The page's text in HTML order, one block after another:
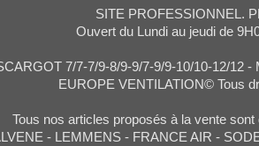
SITE PROFESSIONNEL.
Ouvert du Lundi au jeudi de
7/7-7/9-8/9-9/7-9/9-10/10-12/12
EUROPE VENTILATION© Tous
Tous nos articles proposés à la vente
- LEMMENS - FRANCE AIR -